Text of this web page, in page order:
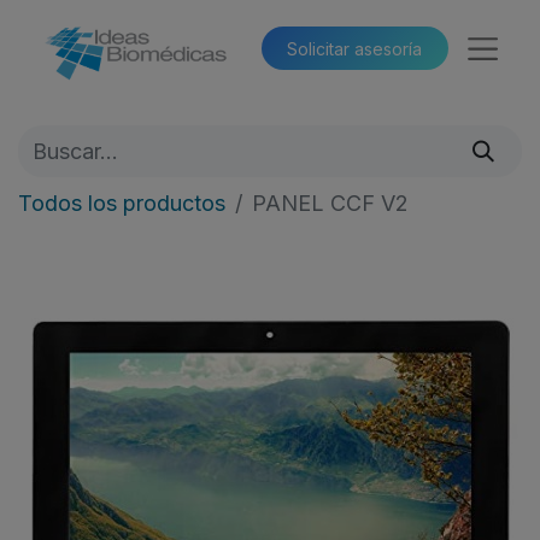
Solicitar asesoría​​
Todos los productos PANEL CCF V2